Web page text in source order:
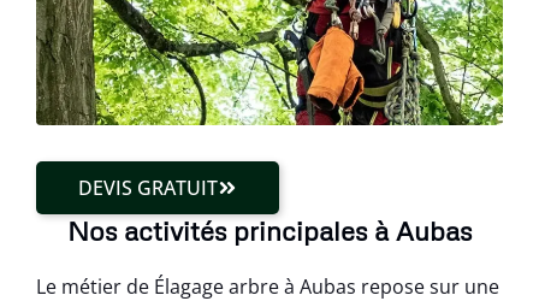
DEVIS GRATUIT
Nos activités principales à Aubas
Le métier de Élagage arbre à Aubas repose sur une